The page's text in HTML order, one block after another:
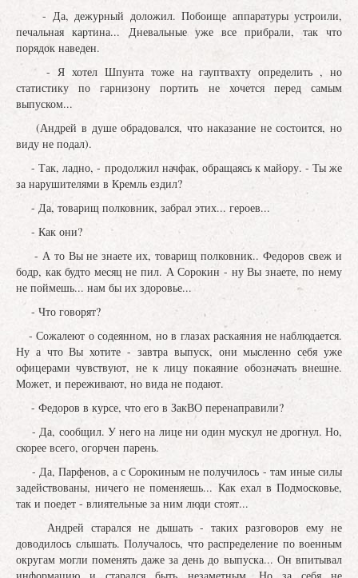
- Да, дежурный доложил. Побоище аппаратуры устроили,
печальная картина... Дневальные уже все прибрали, так что
порядок наведен.
- Я хотел Шпунта тоже на гауптвахту определить , но
статистику по гарнизону портить не хочется перед самым
выпуском...
(Андрей в душе обрадовался, что наказание не состоится, но
виду не подал).
- Так, ладно, - продолжил начфак, обращаясь к майору. - Ты же
за нарушителями в Кремль ездил?
- Да, товарищ полковник, забрал этих... героев...
- Как они?
- А то Вы не знаете их, товарищ полковник.. Федоров свеж и
бодр, как будто месяц не пил. А Сорокин - ну Вы знаете, по нему
не поймешь... нам бы их здоровье...
- Что говорят?
- Сожалеют о содеянном, но в глазах раскаяния не наблюдается.
Ну а что Вы хотите - завтра выпуск, они мысленно себя уже
офицерами чувствуют, не к лицу покаяние обозначать внешне.
Может, и переживают, но вида не подают.
- Федоров в курсе, что его в ЗакВО перенаправили?
- Да, сообщил. У него на лице ни один мускул не дрогнул. Но,
скорее всего, огорчен парень.
- Да, Парфенов, а с Сорокиным не получилось - там иные силы
задействованы, ничего не поменяешь... Как ехал в Подмосковье,
так и поедет - влиятельные за ним люди стоят...
Андрей старался не дышать - таких разговоров ему не
доводилось слышать. Получалось, что распределение по военным
округам могли поменять даже за день до выпуска... Он впитывал
информацию и старался быть незаметным. Но за себя не